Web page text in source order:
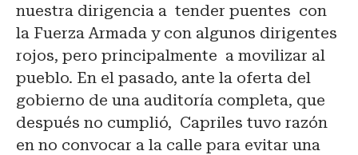
nuestra dirigencia a tender puentes con
la Fuerza Armada y con algunos dirigentes
rojos, pero principalmente a movilizar al
pueblo. En el pasado, ante la oferta del
gobierno de una auditoría completa, que
después no cumplió, Capriles tuvo razón
en no convocar a la calle para evitar una